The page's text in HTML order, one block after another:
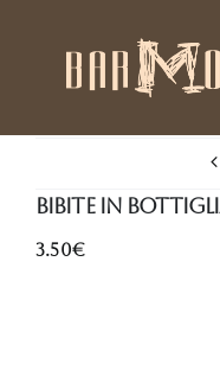
Bibite in
3.50€